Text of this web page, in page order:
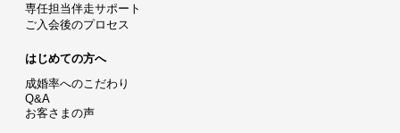
専任担当伴走サポート
ご入会後のプロセス
はじめての方へ
成婚率へのこだわり
Q&A
お客さまの声